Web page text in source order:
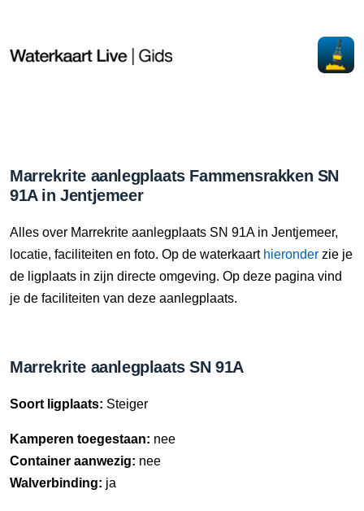
Marrekrite aanlegplaats Fammensrakken SN
91A in Jentjemeer
Alles over Marrekrite aanlegplaats SN 91A in Jentjemeer,
locatie, faciliteiten en foto. Op de waterkaart hieronder zie je
de ligplaats in zijn directe omgeving. Op deze pagina vind
je de faciliteiten van deze aanlegplaats.
Marrekrite aanlegplaats SN 91A
Soort ligplaats: Steiger
Kamperen toegestaan: nee
Container aanwezig: nee
Walverbinding: ja